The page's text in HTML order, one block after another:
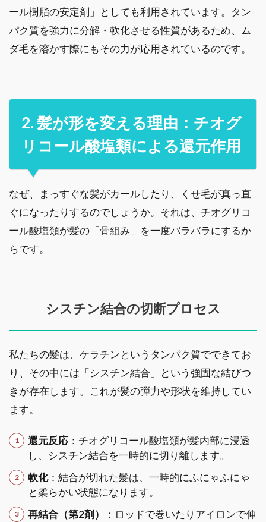
ール樹脂の安定剤」としても利用されています。タン
パク質を強力に分解・軟化させる性質があるため、ム
ダ毛を溶かす際にもその力が応用されているのです。
2. 髪が形を変える理由：チオグ
リコール酸塩類による還元作用
なぜ、まっすぐな髪がカールしたり、くせ毛が真っ直
ぐになったりするのでしょうか。それは、チオグリコ
ール酸塩類が髪の「骨組み」を一度バラバラにするか
らです。
シスチン結合の切断プロセス
私たちの髪は、ケラチンというタンパク質でできてお
り、その中には「シスチン結合」という強固な結びつ
きが存在します。これが髪の弾力や形状を維持してい
ます。
還元反応 ：チオグリコール酸塩類が髪内部に浸透
し、シスチン結合を一時的に切り離します。
軟化：結合が切れた髪は、一時的にふにゃふにゃ
と柔らかい状態になります。
再結合（第2剤）
：ロッドで巻いたりアイロンで伸